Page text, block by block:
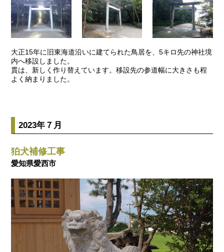
大正15年に旧東海道沿いに建てられた鳥居を、5キロ先の神社境
内へ移設しました。
貫は、新しく作り替えています。移設先の参道幅に大きさも程
よく納まりました。
2023年７月
狛犬補修工事
愛知県愛西市